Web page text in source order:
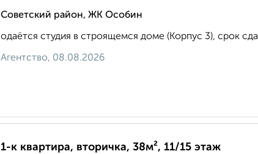
Советский район, ЖК Особин
одаётся студия в строящемся доме (Корпус 3), срок
Агентство, 08.08.2026
1-к квартира, вторичка, 38м², 11/15 этаж